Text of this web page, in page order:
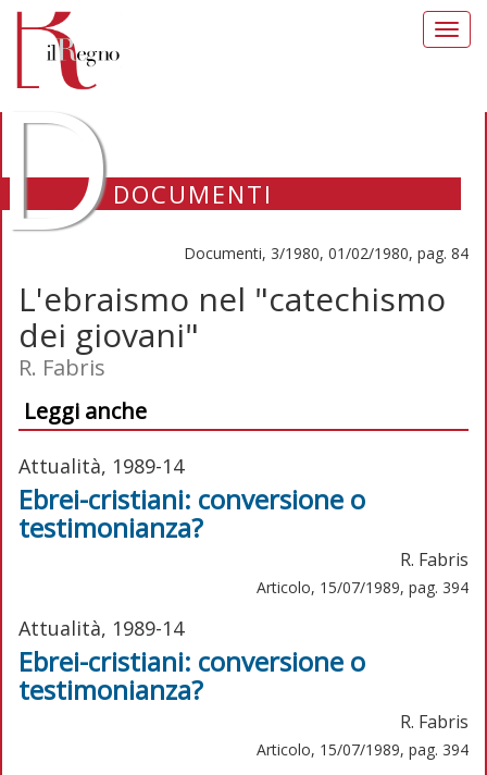
DOCUMENTI
Documenti, 3/1980, 01/02/1980, pag. 84
L'ebraismo nel "catechismo
dei giovani"
R. Fabris
Leggi anche
Attualità, 1989-14
Ebrei-cristiani: conversione o
testimonianza?
R. Fabris
Articolo, 15/07/1989, pag. 394
Attualità, 1989-14
Ebrei-cristiani: conversione o
testimonianza?
R. Fabris
Articolo, 15/07/1989, pag. 394